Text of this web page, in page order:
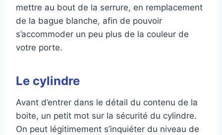
mettre au bout de la serrure, en remplacement
de la bague blanche, afin de pouvoir
s’accommoder un peu plus de la couleur de
votre porte.
Le cylindre
Avant d’entrer dans le détail du contenu de la
boite, un petit mot sur la sécurité du cylindre.
On peut légitimement s’inquiéter du niveau de